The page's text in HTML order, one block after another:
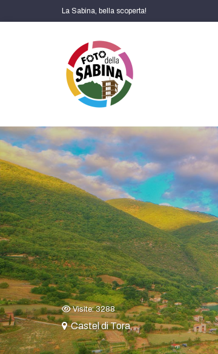
La Sabina, bella scoperta!
Visite: 3288
Castel di Tora